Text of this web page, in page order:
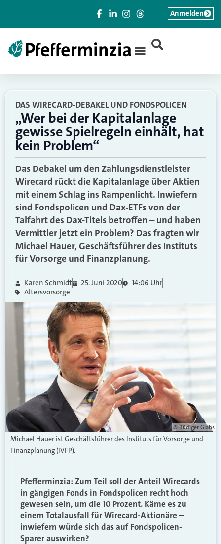
|
Anmelden
DAS WIRECARD-DEBAKEL UND FONDSPOLICEN
„Wer bei der Kapitalanlage
gewisse Spielregeln einhält, hat
kein Problem“
Das Debakel um den Zahlungsdienstleister
Wirecard rückt die Kapitalanlage über Aktien
mit einem Schlag ins Rampenlicht. Inwiefern
sind Fondspolicen und Dax-ETFs von der
Talfahrt des Dax-Titels betroffen – und haben
Vermittler jetzt ein Problem? Das fragten wir
Michael Hauer, Geschäftsführer des Instituts
für Vorsorge und Finanzplanung.
Karen Schmidt 25. Juni 2020
14:06 Uhr
Altersvorsorge
© Rüdiger Glahs
Michael Hauer ist Geschäftsführer des Instituts für Vorsorge und
Finanzplanung (IVFP).
Pfefferminzia: Zum Teil soll der Anteil Wirecards
in gängigen Fonds in Fondspolicen recht hoch
gewesen sein, um die 10 Prozent. Käme es zu
einem Totalausfall für Wirecard-Aktionäre –
inwiefern würde sich das auf Fondspolicen-
Sparer auswirken?